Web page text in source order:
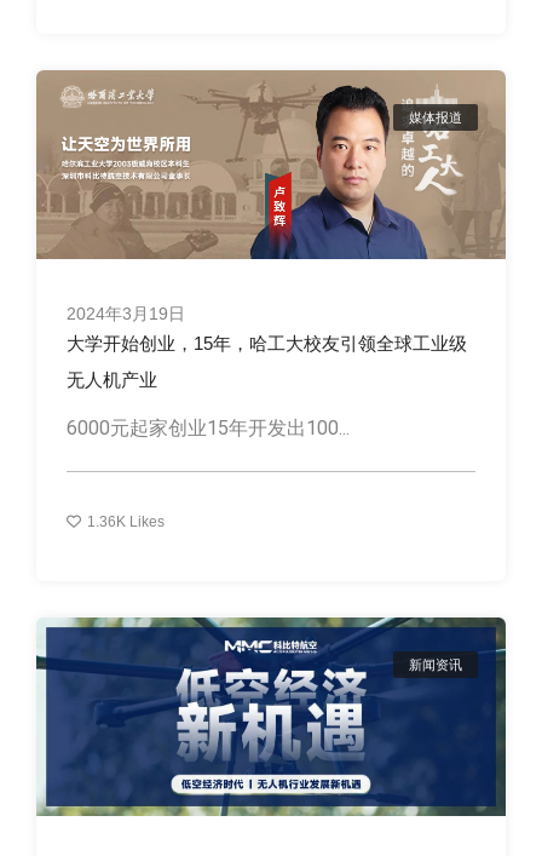
媒体报道
2024年3月19日
大学开始创业，15年，哈工大校友引领全球工业级
无人机产业
6000元起家创业15年开发出100...
1.36K Likes
新闻资讯